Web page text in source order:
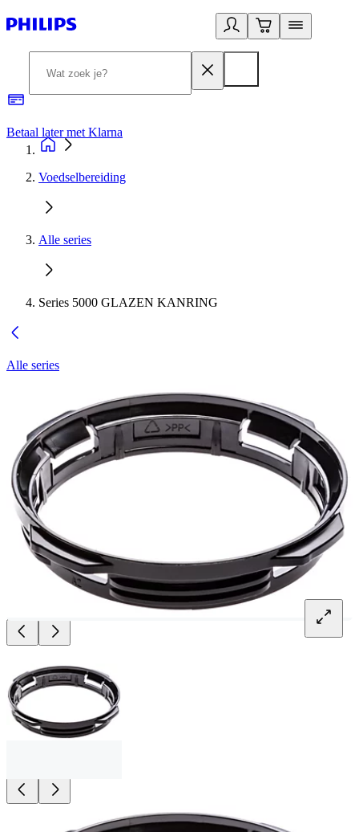
Betaal later met Klarna
Voedselbereiding
Alle series
Series 5000 GLAZEN KANRING
Alle series